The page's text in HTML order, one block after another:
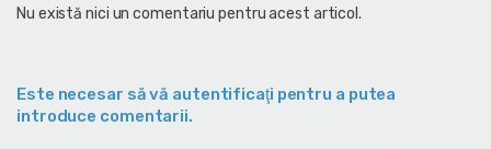
Nu există nici un comentariu pentru acest articol.
Este necesar să vă autentificaţi pentru a putea
introduce comentarii.